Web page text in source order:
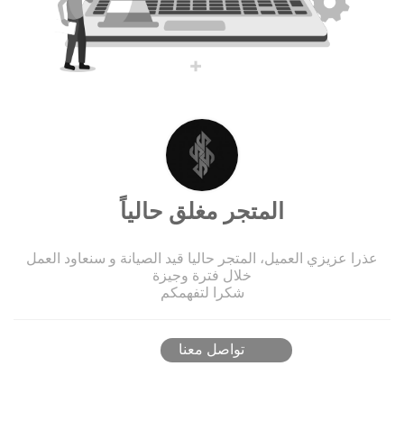
المتجر مغلق حالياً
عذرا عزيزي العميل، المتجر حاليا قيد الصيانة و سنعاود العمل
خلال فترة وجيزة
شكرا لتفهمكم
تواصل معنا